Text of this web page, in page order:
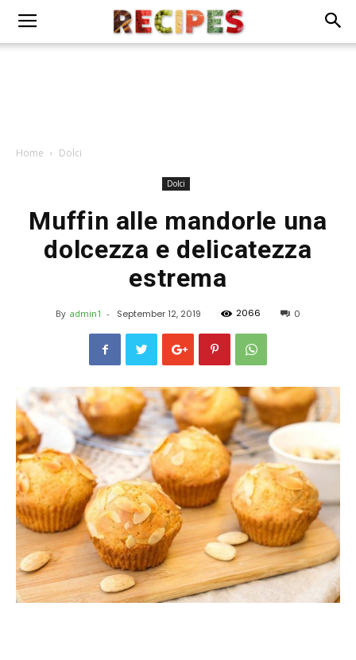
Home Dolci
Dolci
Muffin alle mandorle una
dolcezza e delicatezza
estrema
By admin1 - September 12, 2019 2066 0